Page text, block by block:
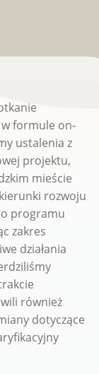
formule on-
ustalenia z
projektu,
mieście
rozwoju
programu
zakres
działania
również
dotyczące